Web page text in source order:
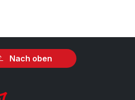
Nach oben